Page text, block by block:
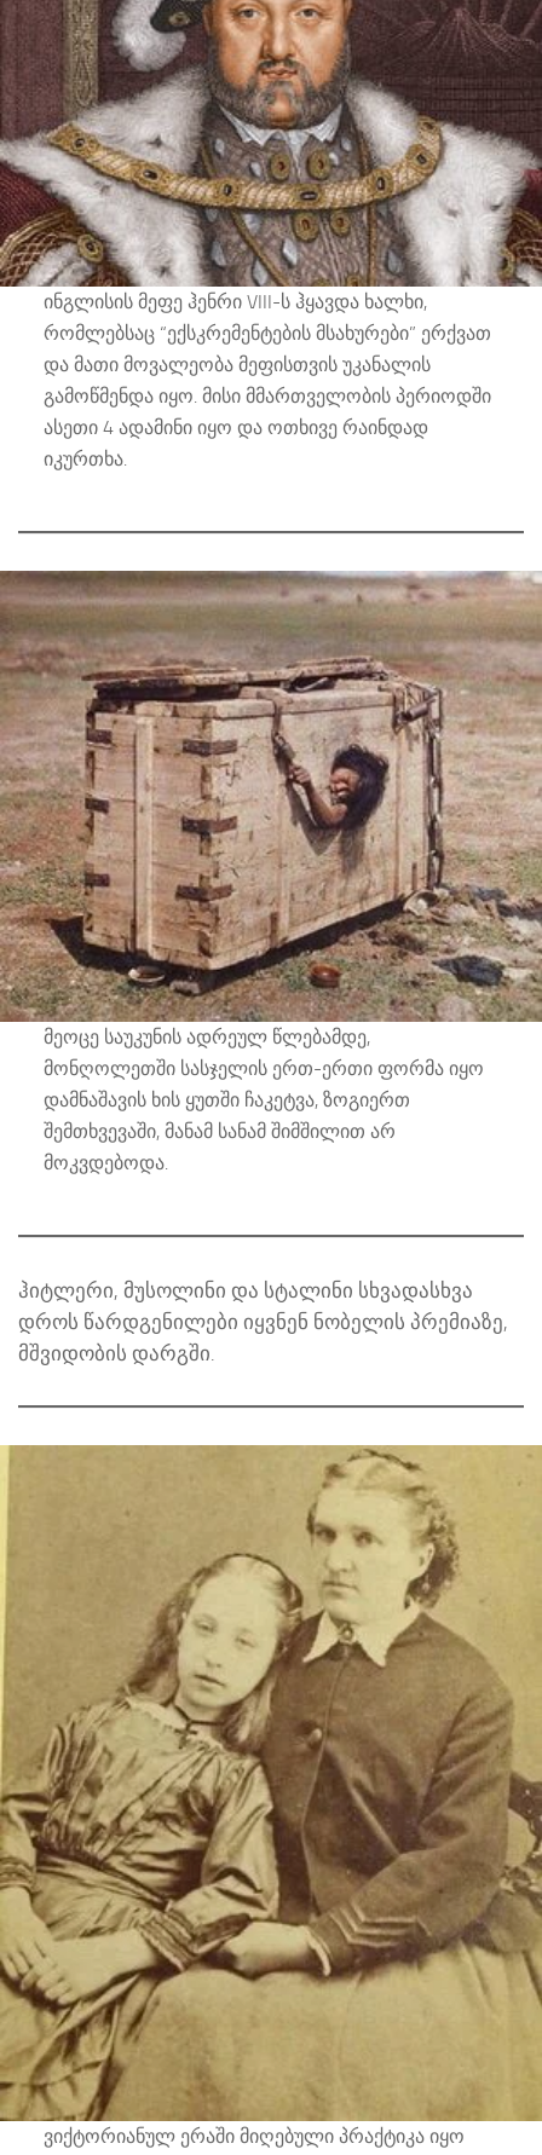
ინგლისის მეფე ჰენრი VIII-ს ჰყავდა ხალხი,
რომლებსაც “ექსკრემენტების მსახურები” ერქვათ
და მათი მოვალეობა მეფისთვის უკანალის
გამოწმენდა იყო. მისი მმართველობის პერიოდში
ასეთი 4 ადამინი იყო და ოთხივე რაინდად
იკურთხა.
მეოცე საუკუნის ადრეულ წლებამდე,
მონღოლეთში სასჯელის ერთ-ერთი ფორმა იყო
დამნაშავის ხის ყუთში ჩაკეტვა, ზოგიერთ
შემთხვევაში, მანამ სანამ შიმშილით არ
მოკვდებოდა.
ჰიტლერი, მუსოლინი და სტალინი სხვადასხვა
დროს წარდგენილები იყვნენ ნობელის პრემიაზე,
მშვიდობის დარგში.
ვიქტორიანულ ერაში მიღებული პრაქტიკა იყო